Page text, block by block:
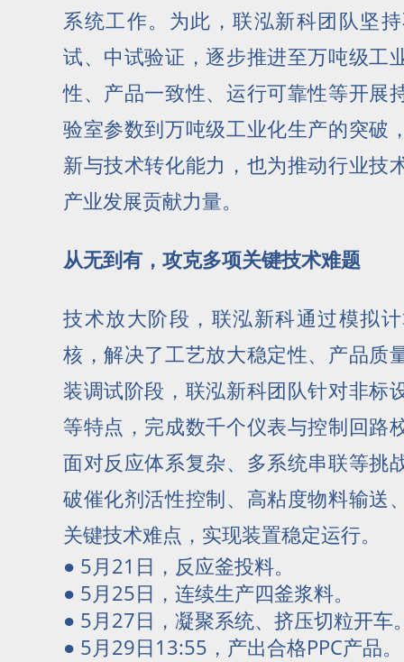
系统工作。为此，联泓新科团队坚
试、中试验证，逐步推进至万吨级工
性、产品一致性、运行可靠性等开展
验室参数到万吨级工业化生产的突破
新与技术转化能力，也为推动行业技
产业发展贡献力量。
从无到有，攻克多项关键技术难题
技术放大阶段，联泓新科通过模拟
核，解决了工艺放大稳定性、产品质
装调试阶段，联泓新科团队针对非标
等特点，完成数千个仪表与控制回路
面对反应体系复杂、多系统串联等挑
破催化剂活性控制、高粘度物料输送
关键技术难点，实现装置稳定运行。
● 5月21日，反应釜投料。
● 5月25日，连续生产四釜浆料。
● 5月27日，凝聚系统、挤压切粒开车
● 5月29日13:55，产出合格PPC产品。